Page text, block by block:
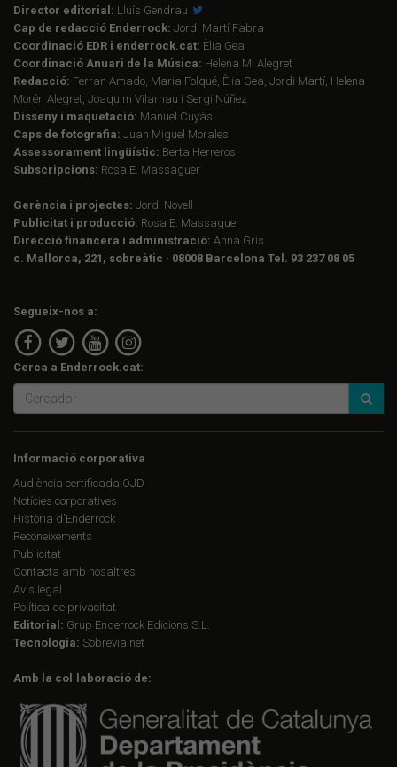
Director editorial: Lluís Gendrau
Cap de redacció Enderrock: Jordi Martí Fabra
Coordinació EDR i enderrock.cat: Èlia Gea
Coordinació Anuari de la Música: Helena M. Alegret
Redacció: Ferran Amado, Maria Folqué, Èlia Gea, Jordi Martí, Helena
Morén Alegret, Joaquim Vilarnau i Sergi Núñez
Disseny i maquetació: Manuel Cuyàs
Caps de fotografia: Juan Miguel Morales
Assessorament lingüístic: Berta Herreros
Subscripcions: Rosa E. Massaguer
Gerència i projectes: Jordi Novell
Publicitat i producció: Rosa E. Massaguer
Direcció financera i administració: Anna Gris
c. Mallorca, 221, sobreàtic · 08008 Barcelona Tel. 93 237 08 05
Segueix-nos a:
Cerca a Enderrock.cat:
Informació corporativa
Audiència certificada OJD
Notícies corporatives
Història d'Enderrock
Reconeixements
Publicitat
Contacta amb nosaltres
Avís legal
Política de privacitat
Editorial: Grup Enderrock Edicions S.L.
Tecnologia: Sobrevia.net
Amb la col·laboració de: